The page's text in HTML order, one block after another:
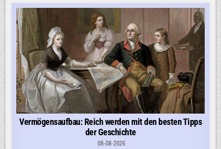
Vermögensaufbau: Reich werden mit den besten Tipps
der Geschichte
08-08-2026